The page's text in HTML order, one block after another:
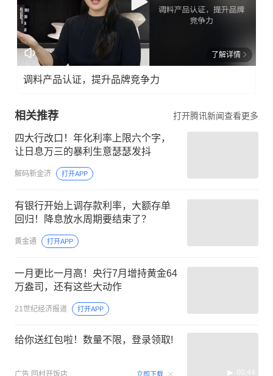
了解详情
调料产品认证，提升品牌竞争力
相关推荐 打开腾讯新闻查看更多
四大行改口！年化利率上限六个字，
让日息万三的暴利生意瑟瑟发抖
解码新金济 打开APP
有银行开始上调存款利率，大额存单
回归！降息放水周期要结束了？
黄金通 打开APP
一月更比一月高！央行7月增持黄金64
万盎司，还有这些大动作
21世纪经济报道 打开APP
给你送红包啦！数量不限，登录领取!
广告 回村开饭店 立即下载 00:44